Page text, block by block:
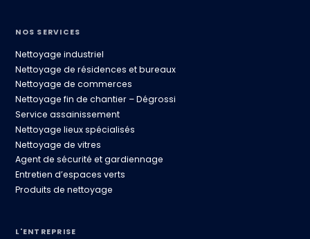
NOS SERVICES
Nettoyage industriel
Nettoyage de résidences et bureaux
Nettoyage de commerces
Nettoyage fin de chantier – Dégrossi
Service assainissement
Nettoyage lieux spécialisés
Nettoyage de vitres
Agent de sécurité et gardiennage
Entretien d’espaces verts
Produits de nettoyage
L'ENTREPRISE